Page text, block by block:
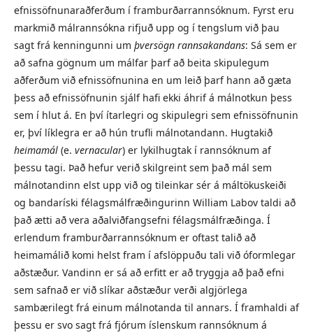
efnissöfnunaraðferðum í framburðarrannsóknum. Fyrst eru
markmið málrannsókna rifjuð upp og í tengslum við þau
sagt frá kenningunni um þversögn rannsakandans: Sá sem er
að safna gögnum um málfar þarf að beita skipulegum
aðferðum við efnissöfnunina en um leið þarf hann að gæta
þess að efnissöfnunin sjálf hafi ekki áhrif á málnotkun þess
sem í hlut á. En því ítarlegri og skipulegri sem efnissöfnunin
er, því líklegra er að hún trufli málnotandann. Hugtakið
heimamál (e. vernacular) er lykilhugtak í rannsóknum af
þessu tagi. Það hefur verið skilgreint sem það mál sem
málnotandinn elst upp við og tileinkar sér á máltökuskeiði
og bandaríski félagsmálfræðingurinn William Labov taldi að
það ætti að vera aðalviðfangsefni félagsmálfræðinga. Í
erlendum framburðarrannsóknum er oftast talið að
heimamálið komi helst fram í afslöppuðu tali við óformlegar
aðstæður. Vandinn er sá að erfitt er að tryggja að það efni
sem safnað er við slíkar aðstæður verði algjörlega
sambærilegt frá einum málnotanda til annars. Í framhaldi af
þessu er svo sagt frá fjórum íslenskum rannsóknum á